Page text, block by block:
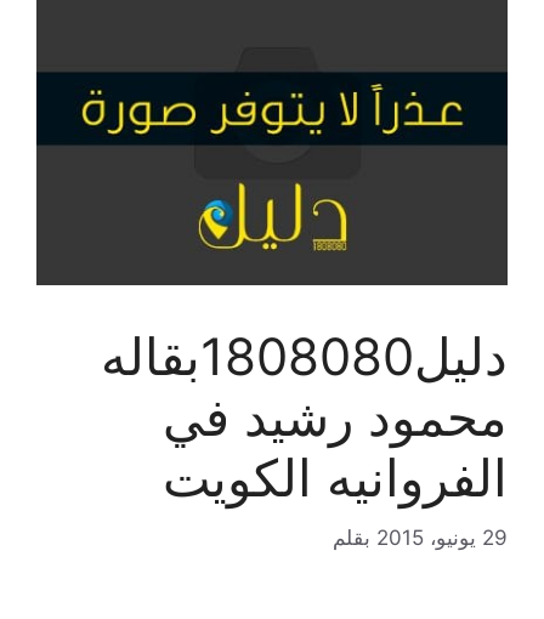
دليل1808080بقاله
محمود رشيد في
الفروانيه الكويت
29 يونيو، 2015 بقلم